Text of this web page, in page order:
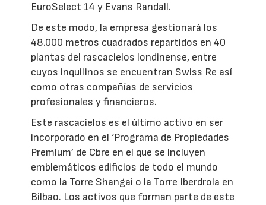
EuroSelect 14 y Evans Randall.
De este modo, la empresa gestionará los
48.000 metros cuadrados repartidos en 40
plantas del rascacielos londinense, entre
cuyos inquilinos se encuentran Swiss Re así
como otras compañías de servicios
profesionales y financieros.
Este rascacielos es el último activo en ser
incorporado en el ‘Programa de Propiedades
Premium’ de Cbre en el que se incluyen
emblemáticos edificios de todo el mundo
como la Torre Shangai o la Torre Iberdrola en
Bilbao. Los activos que forman parte de este